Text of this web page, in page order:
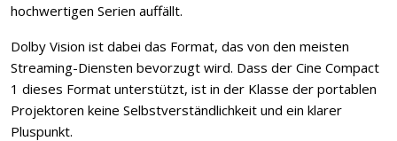
hochwertigen Serien auffällt.
Dolby Vision ist dabei das Format, das von den meisten
Streaming-Diensten bevorzugt wird. Dass der Cine Compact
1 dieses Format unterstützt, ist in der Klasse der portablen
Projektoren keine Selbstverständlichkeit und ein klarer
Pluspunkt.